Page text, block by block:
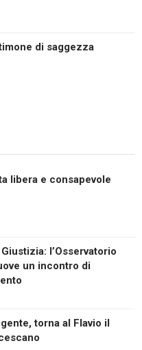
di saggezza
libera e consapevole
l’Osservatorio
un incontro di
torna al Flavio il